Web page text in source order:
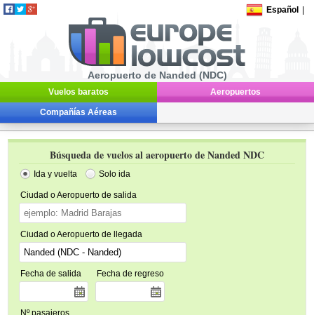
Español
Aeropuerto de Nanded (NDC)
Vuelos baratos Aeropuertos
Compañías Aéreas
Búsqueda de vuelos al aeropuerto de Nanded NDC
Ida y vuelta Solo ida
Ciudad o Aeropuerto de salida
Ciudad o Aeropuerto de llegada
Fecha de salida Fecha de regreso
Nº pasajeros